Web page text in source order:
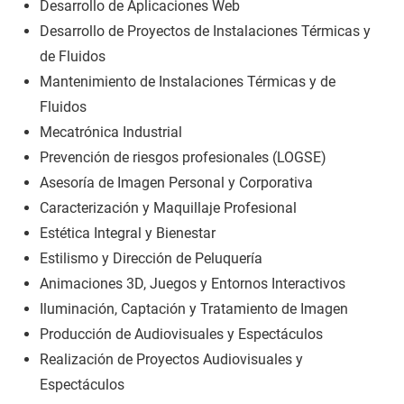
Desarrollo de Aplicaciones Web
Desarrollo de Proyectos de Instalaciones Térmicas y
de Fluidos
Mantenimiento de Instalaciones Térmicas y de
Fluidos
Mecatrónica Industrial
Prevención de riesgos profesionales (LOGSE)
Asesoría de Imagen Personal y Corporativa
Caracterización y Maquillaje Profesional
Estética Integral y Bienestar
Estilismo y Dirección de Peluquería
Animaciones 3D, Juegos y Entornos Interactivos
Iluminación, Captación y Tratamiento de Imagen
Producción de Audiovisuales y Espectáculos
Realización de Proyectos Audiovisuales y
Espectáculos